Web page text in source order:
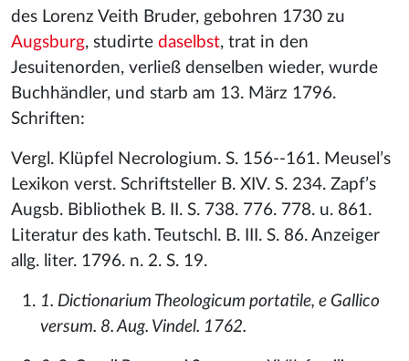
des Lorenz Veith Bruder, gebohren 1730 zu
Augsburg, studirte daselbst, trat in den
Jesuitenorden, verließ denselben wieder, wurde
Buchhändler, und starb am 13. März 1796.
Schriften:
Vergl. Klüpfel Necrologium. S. 156--161. Meusel’s
Lexikon verst. Schriftsteller B. XIV. S. 234. Zapf’s
Augsb. Bibliothek B. II. S. 738. 776. 778. u. 861.
Literatur des kath. Teutschl. B. III. S. 86. Anzeiger
allg. liter. 1796. n. 2. S. 19.
1. Dictionarium Theologicum portatile, e Gallico
versum. 8. Aug. Vindel. 1762.